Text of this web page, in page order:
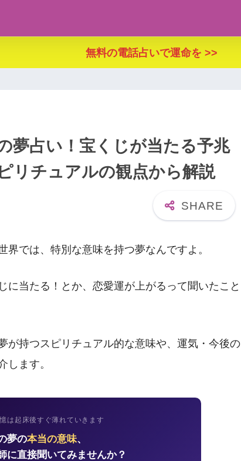
無料の電話占いで運命を >>
夢占い！宝くじが当たる予兆
リチュアルの観点から解説
界では、特別な意味を持つ夢なんですよ。
に当たる！とか、恋愛運が上がるって聞いたこと
が持つスピリチュアル的な意味や、運気・今後の
します。
は起床後すぐ薄れていきます
夢の本当の意味、
に直接聞いてみませんか？